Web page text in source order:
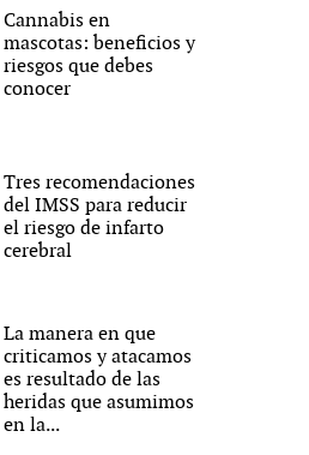
Cannabis en
mascotas: beneficios y
riesgos que debes
conocer
Tres recomendaciones
del IMSS para reducir
el riesgo de infarto
cerebral
La manera en que
criticamos y atacamos
es resultado de las
heridas que asumimos
en la...